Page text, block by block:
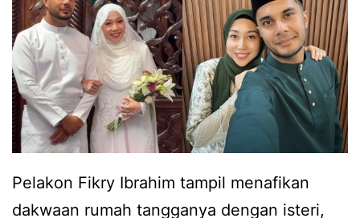
s
e
o
r
a
n
g
y
,
I
s
t
e
Pelakon Fikry Ibrahim tampil menafikan
dakwaan rumah tangganya dengan isteri,